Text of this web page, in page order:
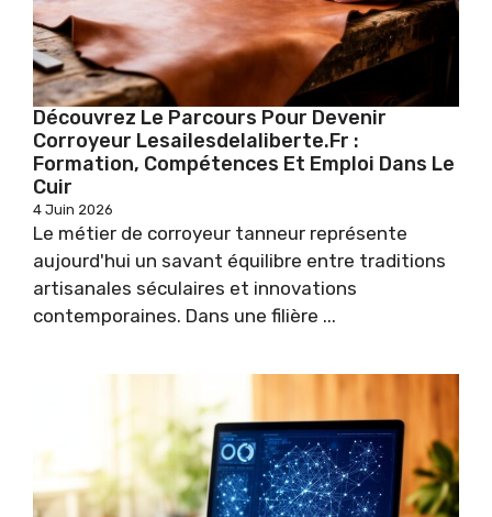
Découvrez Le Parcours Pour Devenir
Corroyeur Lesailesdelaliberte.fr :
Formation, Compétences Et Emploi Dans Le
Cuir
4 Juin 2026
Le métier de corroyeur tanneur représente
aujourd'hui un savant équilibre entre traditions
artisanales séculaires et innovations
contemporaines. Dans une filière ...